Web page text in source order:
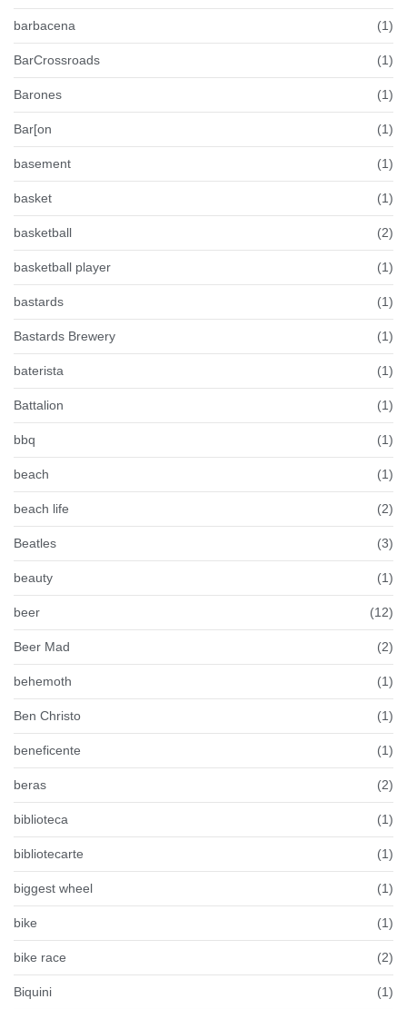
barbacena (1)
BarCrossroads (1)
Barones (1)
Bar[on (1)
basement (1)
basket (1)
basketball (2)
basketball player (1)
bastards (1)
Bastards Brewery (1)
baterista (1)
Battalion (1)
bbq (1)
beach (1)
beach life (2)
Beatles (3)
beauty (1)
beer (12)
Beer Mad (2)
behemoth (1)
Ben Christo (1)
beneficente (1)
beras (2)
biblioteca (1)
bibliotecarte (1)
biggest wheel (1)
bike (1)
bike race (2)
Biquini (1)